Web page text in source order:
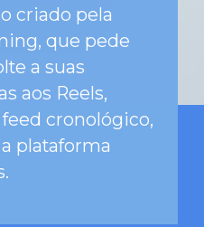
criado pela
que pede
a suas
aos Reels,
cronológico,
plataforma